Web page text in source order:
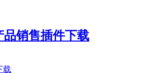
品销售插件下载